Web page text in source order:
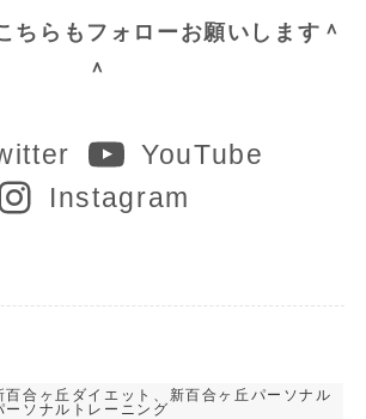
ちらもフォローお願いします＾
＾
YouTube
Instagram
百合ヶ丘ダイエット、新百合ヶ丘パーソナル
ーソナルトレーニング